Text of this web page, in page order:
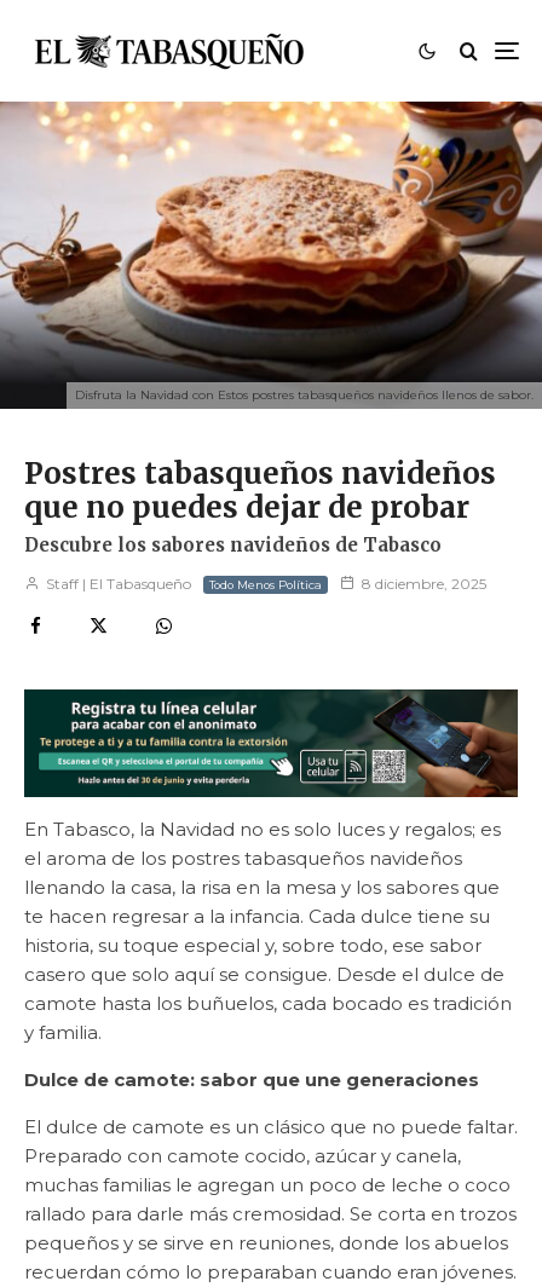
Disfruta la Navidad con Estos postres tabasqueños navideños llenos de sabor.
Postres tabasqueños navideños
que no puedes dejar de probar
Descubre los sabores navideños de Tabasco
Staff | El Tabasqueño Todo Menos Política 8 diciembre, 2025
En Tabasco, la Navidad no es solo luces y regalos; es
el aroma de los postres tabasqueños navideños
llenando la casa, la risa en la mesa y los sabores que
te hacen regresar a la infancia. Cada dulce tiene su
historia, su toque especial y, sobre todo, ese sabor
casero que solo aquí se consigue. Desde el dulce de
camote hasta los buñuelos, cada bocado es tradición
y familia.
Dulce de camote: sabor que une generaciones
El dulce de camote es un clásico que no puede faltar.
Preparado con camote cocido, azúcar y canela,
muchas familias le agregan un poco de leche o coco
rallado para darle más cremosidad. Se corta en trozos
pequeños y se sirve en reuniones, donde los abuelos
recuerdan cómo lo preparaban cuando eran jóvenes.